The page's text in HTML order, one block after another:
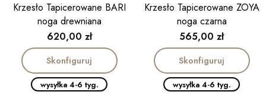
Krzesło Tapicerowane BARI
noga drewniana
Cena
620,00 zł
Skonfiguruj
wysyłka 4-6 tyg.
Krzesło Tapicerowane ZOYA
noga czarna
Cena
565,00 zł
Skonfiguruj
wysyłka 4-6 tyg.